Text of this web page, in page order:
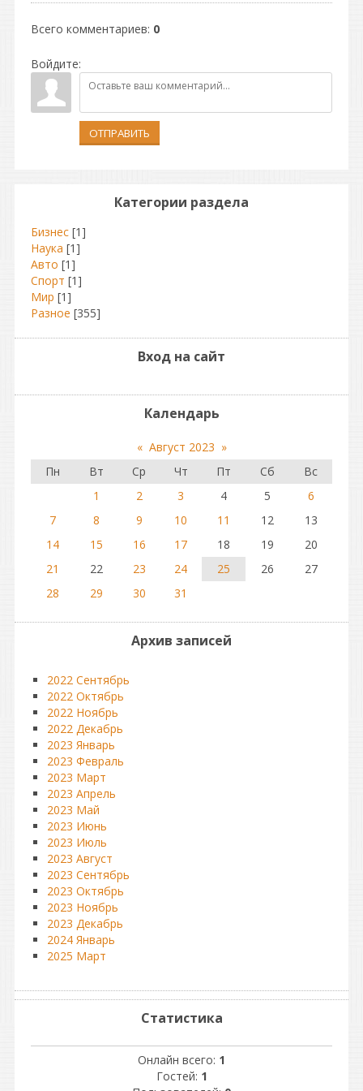
Всего комментариев: 0
Войдите:
ОТПРАВИТЬ
Категории раздела
Бизнес [1]
Наука [1]
Авто [1]
Спорт [1]
Мир [1]
Разное [355]
Вход на сайт
Календарь
« Август 2023 »
Пн
Вт Ср Чт Пт Сб
Вс
1
2 3 4 5
6
7
8 9 10 11 12
13
14
15 16 17 18 19
20
21
22 23 24 25 26
27
28
29 30 31
Архив записей
2022 Сентябрь
2022 Октябрь
2022 Ноябрь
2022 Декабрь
2023 Январь
2023 Февраль
2023 Март
2023 Апрель
2023 Май
2023 Июнь
2023 Июль
2023 Август
2023 Сентябрь
2023 Октябрь
2023 Ноябрь
2023 Декабрь
2024 Январь
2025 Март
Статистика
Онлайн всего: 1
Гостей: 1